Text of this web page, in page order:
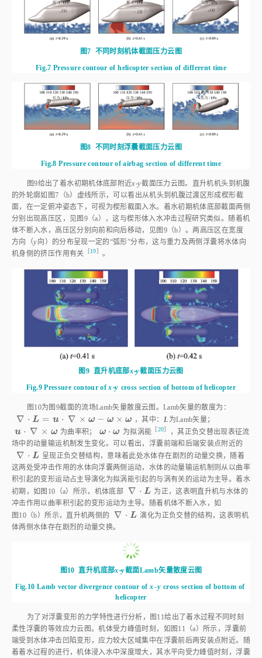
图7 不同时刻机体截面压力云图
Fig.7 Pressure contour of helicopter section of different time
图8 不同时刻浮囊截面压力云图
Fig.8 Pressure contour of airbag section of different time
图9给出了着水初期机体底部附近x⁃y截面压力云图。直升机机头到机腹
的外轮廓如 图7 （b）虚线所示，可以看出从机头到机腹过渡区形成楔形截
面，在一定俯冲姿态下，可视为楔形截面入水。着水初期机体底部截面两侧
分别出现高压区，见图9（a），这与楔形体入水冲击过程研究类似。随着机
体不断入水，高压区分别向前和向后移动，见图9（b）。两高压区在宽度
方向（y向）的分布呈现一定的“弧形”分布，这与重力及两侧浮囊将水体向
机身侧的挤压作用有关 ［19］ 。
图9 直升机底部x⁃y截面压力云图
Fig.9 Pressure contour ofx⁃y cross section of bottom of helicopter
图10为 图9截面的流场Lamb矢量散度云图。Lamb矢量的散度为：
∇ ⋅ L = u ⋅ ∇ × ω − ω × ω
∇ L=u ⋅∇× ω ω ×ω ，其中： L 为Lamb矢量；
u ⋅ ∇ × ω
u⋅ ∇ ×ω 为曲率积； ω ⋅ ω
ω⋅ ω 为拟涡能 ［20］
，其正负交替出现表征流
场中的动量输运机制发生变化。可以看出，浮囊前端和后端安装点附近的
∇ ⋅ L
∇ L
呈现正负交替结构，意味着此处水体存在剧烈的动量交换，随着
这两处受冲击作用的水体向浮囊两侧运动，水体的动量输运机制则从以曲率
积引起的变形运动占主导演化为拟涡能引起的与涡有关的运动为主导。着水
初期，如 图10 （a）所示，机体底部 ∇ ⋅ L
∇ L
为正，这表明直升机与水体的
冲击作用以曲率积引起的变形运动为主导。随着机体不断入水，如
图10 （b）所示，直升机两侧的 ∇ ⋅ L
∇ L
演化为正负交替的结构，这表明机
体两侧水体存在剧烈的动量交换。